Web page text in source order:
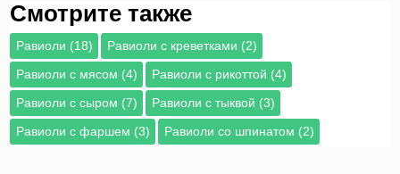
Смотрите также
Равиоли (18)
Равиоли с креветками (2)
Равиоли с мясом (4)
Равиоли с рикоттой (4)
Равиоли с сыром (7)
Равиоли с тыквой (3)
Равиоли с фаршем (3)
Равиоли со шпинатом (2)